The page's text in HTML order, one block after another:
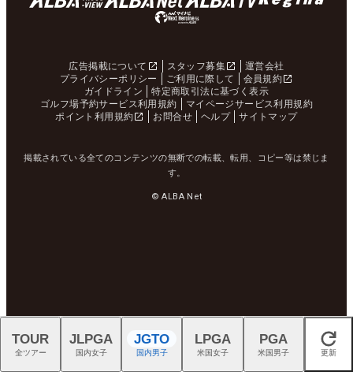
広告掲載について スタッフ募集
運営会社
プライバシーポリシー
ご利用に際して
会員規約
ガイドライン
特定商取引法に基づく表示
ゴルフ場予約サービス利用規約
マイページサービス利用規約
ポイント利用規約
お問合せ ヘルプ サイトマップ
掲載されている全てのコンテンツの無断での転載、転用、コピー等は禁じま
す。
© ALBA Net
閉じる
TOUR
全ツアー
JLPGA
国内女子
JGTO
国内男子
LPGA
米国女子
PGA
米国男子 更新